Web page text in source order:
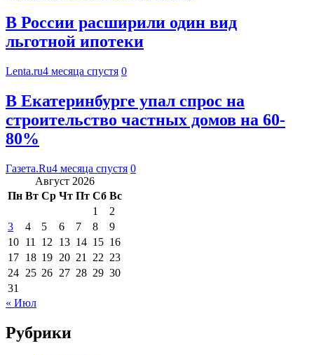
В России расширили один вид
льготной ипотеки
Lenta.ru4 месяца спустя 0
В Екатеринбурге упал спрос на
строительство частных домов на 60-
80%
Газета.Ru4 месяца спустя 0
Август 2026
Пн Вт Ср Чт Пт Сб Вс
1
2
3
4 5 6 7 8
9
10 11 12 13 14 15 16
17 18 19 20 21 22 23
24 25 26 27 28 29 30
31
« Июл
Рубрики